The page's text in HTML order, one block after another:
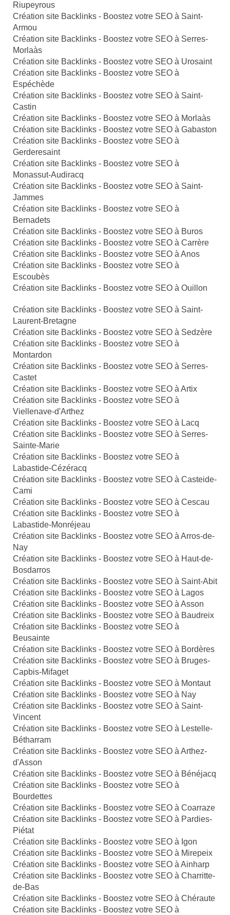
Riupeyrous
Création site Backlinks - Boostez votre SEO à Saint-
Armou
Création site Backlinks - Boostez votre SEO à Serres-
Morlaàs
Création site Backlinks - Boostez votre SEO à Urosaint
Création site Backlinks - Boostez votre SEO à
Espéchède
Création site Backlinks - Boostez votre SEO à Saint-
Castin
Création site Backlinks - Boostez votre SEO à Morlaàs
Création site Backlinks - Boostez votre SEO à Gabaston
Création site Backlinks - Boostez votre SEO à
Gerderesaint
Création site Backlinks - Boostez votre SEO à
Monassut-Audiracq
Création site Backlinks - Boostez votre SEO à Saint-
Jammes
Création site Backlinks - Boostez votre SEO à
Bernadets
Création site Backlinks - Boostez votre SEO à Buros
Création site Backlinks - Boostez votre SEO à Carrère
Création site Backlinks - Boostez votre SEO à Anos
Création site Backlinks - Boostez votre SEO à
Escoubès
Création site Backlinks - Boostez votre SEO à Ouillon
Création site Backlinks - Boostez votre SEO à Saint-
Laurent-Bretagne
Création site Backlinks - Boostez votre SEO à Sedzère
Création site Backlinks - Boostez votre SEO à
Montardon
Création site Backlinks - Boostez votre SEO à Serres-
Castet
Création site Backlinks - Boostez votre SEO à Artix
Création site Backlinks - Boostez votre SEO à
Viellenave-d'Arthez
Création site Backlinks - Boostez votre SEO à Lacq
Création site Backlinks - Boostez votre SEO à Serres-
Sainte-Marie
Création site Backlinks - Boostez votre SEO à
Labastide-Cézéracq
Création site Backlinks - Boostez votre SEO à Casteide-
Cami
Création site Backlinks - Boostez votre SEO à Cescau
Création site Backlinks - Boostez votre SEO à
Labastide-Monréjeau
Création site Backlinks - Boostez votre SEO à Arros-de-
Nay
Création site Backlinks - Boostez votre SEO à Haut-de-
Bosdarros
Création site Backlinks - Boostez votre SEO à Saint-Abit
Création site Backlinks - Boostez votre SEO à Lagos
Création site Backlinks - Boostez votre SEO à Asson
Création site Backlinks - Boostez votre SEO à Baudreix
Création site Backlinks - Boostez votre SEO à
Beusainte
Création site Backlinks - Boostez votre SEO à Bordères
Création site Backlinks - Boostez votre SEO à Bruges-
Capbis-Mifaget
Création site Backlinks - Boostez votre SEO à Montaut
Création site Backlinks - Boostez votre SEO à Nay
Création site Backlinks - Boostez votre SEO à Saint-
Vincent
Création site Backlinks - Boostez votre SEO à Lestelle-
Bétharram
Création site Backlinks - Boostez votre SEO à Arthez-
d'Asson
Création site Backlinks - Boostez votre SEO à Bénéjacq
Création site Backlinks - Boostez votre SEO à
Bourdettes
Création site Backlinks - Boostez votre SEO à Coarraze
Création site Backlinks - Boostez votre SEO à Pardies-
Piétat
Création site Backlinks - Boostez votre SEO à Igon
Création site Backlinks - Boostez votre SEO à Mirepeix
Création site Backlinks - Boostez votre SEO à Ainharp
Création site Backlinks - Boostez votre SEO à Charritte-
de-Bas
Création site Backlinks - Boostez votre SEO à Chéraute
Création site Backlinks - Boostez votre SEO à